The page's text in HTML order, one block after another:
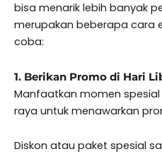
bisa menarik lebih banyak
merupakan beberapa cara
coba:
1. Berikan Promo di Hari
Manfaatkan momen
raya untuk menawarkan
Diskon atau paket spesial